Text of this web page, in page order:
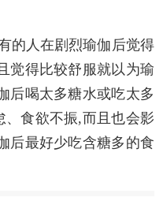
的人在剧烈瑜伽后觉得
觉得比较舒服就以为瑜
后喝太多糖水或吃太多
食欲不振,而且也会影
后最好少吃含糖多的食